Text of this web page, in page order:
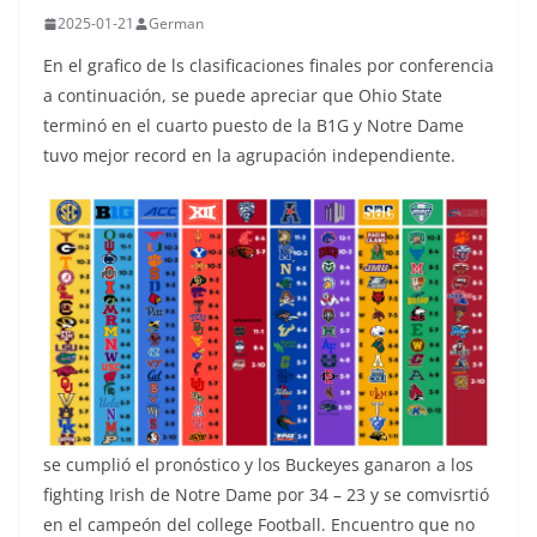
2025-01-21 German
En el grafico de ls clasificaciones finales por conferencia
a continuación, se puede apreciar que Ohio State
terminó en el cuarto puesto de la B1G y Notre Dame
tuvo mejor record en la agrupación independiente.
se cumplió el pronóstico y los Buckeyes ganaron a los
fighting Irish de Notre Dame por 34 – 23 y se comvisrtió
en el campeón del college Football. Encuentro que no